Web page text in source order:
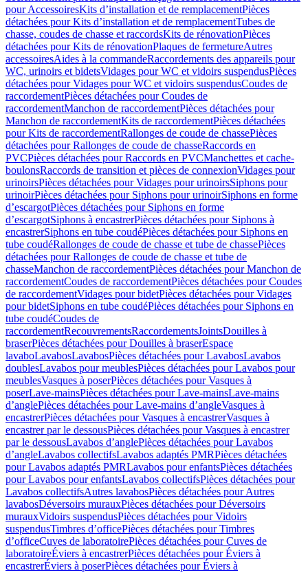
pour AccessoiresKits d’installation et de remplacementPièces
détachées pour Kits d’installation et de remplacementTubes de
chasse, coudes de chasse et raccordsKits de rénovationPièces
détachées pour Kits de rénovationPlaques de fermetureAutres
accessoiresAides à la commandeRaccordements des appareils pour
WC, urinoirs et bidetsVidages pour WC et vidoirs suspendusPièces
détachées pour Vidages pour WC et vidoirs suspendusCoudes de
raccordementPièces détachées pour Coudes de
raccordementManchon de raccordementPièces détachées pour
Manchon de raccordementKits de raccordementPièces détachées
pour Kits de raccordementRallonges de coude de chassePièces
détachées pour Rallonges de coude de chasseRaccords en
PVCPièces détachées pour Raccords en PVCManchettes et cache-
boulonsRaccords de transition et pièces de connexionVidages pour
urinoirsPièces détachées pour Vidages pour urinoirsSiphons pour
urinoirPièces détachées pour Siphons pour urinoirSiphons en forme
d’escargotPièces détachées pour Siphons en forme
d’escargotSiphons à encastrerPièces détachées pour Siphons à
encastrerSiphons en tube coudéPièces détachées pour Siphons en
tube coudéRallonges de coude de chasse et tube de chassePièces
détachées pour Rallonges de coude de chasse et tube de
chasseManchon de raccordementPièces détachées pour Manchon de
raccordementCoudes de raccordementPièces détachées pour Coudes
de raccordementVidages pour bidetPièces détachées pour Vidages
pour bidetSiphons en tube coudéPièces détachées pour Siphons en
tube coudéCoudes de
raccordementRecouvrementsRaccordementsJointsDouilles à
braserPièces détachées pour Douilles à braserEspace
lavaboLavabosLavabosPièces détachées pour LavabosLavabos
doublesLavabos pour meublesPièces détachées pour Lavabos pour
meublesVasques à poserPièces détachées pour Vasques à
poserLave-mainsPièces détachées pour Lave-mainsLave-mains
d’anglePièces détachées pour Lave-mains d’angleVasques à
encastrerPièces détachées pour Vasques à encastrerVasques à
encastrer par le dessousPièces détachées pour Vasques à encastrer
par le dessousLavabos d’anglePièces détachées pour Lavabos
d’angleLavabos collectifsLavabos adaptés PMRPièces détachées
pour Lavabos adaptés PMRLavabos pour enfantsPièces détachées
pour Lavabos pour enfantsLavabos collectifsPièces détachées pour
Lavabos collectifsAutres lavabosPièces détachées pour Autres
lavabosDéversoirs murauxPièces détachées pour Déversoirs
murauxVidoirs suspendusPièces détachées pour Vidoirs
suspendusTimbres dʼofficePièces détachées pour Timbres
dʼofficeCuves de laboratoirePièces détachées pour Cuves de
laboratoireÉviers à encastrerPièces détachées pour Éviers à
encastrerÉviers à poserPièces détachées pour Éviers à